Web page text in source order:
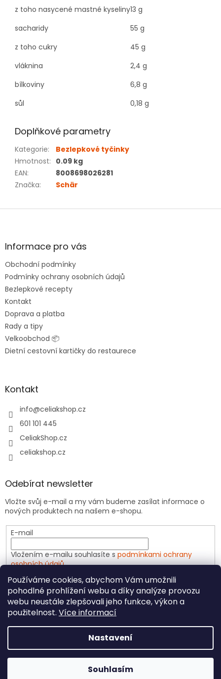
Používáme cookies, abychom Vám umožnili
pohodlné prohlížení webu a díky analýze provozu
webu neustále zlepšovali jeho funkce, výkon a
použitelnost. Více informací
Nastavení
Souhlasím
z toho nasycené mastné kyseliny13 g
sacharidy
55 g
z toho cukry
45 g
vláknina
2,4 g
bílkoviny
6,8 g
sůl
0,18 g
Doplňkové parametry
Kategorie:
Bezlepkové tyčinky
Hmotnost: 0.09 kg
EAN:
8008698026281
Značka: Schär
Z
aInformace pro vás
Obchodní podmínky
Podmínky ochrany osobních údajů
Bezlepkové recepty
Kontakt
Doprava a platba
Rady a tipy
Velkoobchod 📦
Dietní cestovní kartičky do restaurece
Kontakt
info@celiakshop.cz
601 101 445
CeliakShop.cz
celiakshop.cz
Odebírat newsletter
Vložte svůj e-mail a my vám budeme zasílat informace o
nových produktech na našem e-shopu.
E-mail
Vložením e-mailu souhlasíte s podmínkami ochrany
osobních údajů
PŘIHLÁSIT SE
Copyright 2026CeliakShop.cz. Všechna práva
vyhrazena.